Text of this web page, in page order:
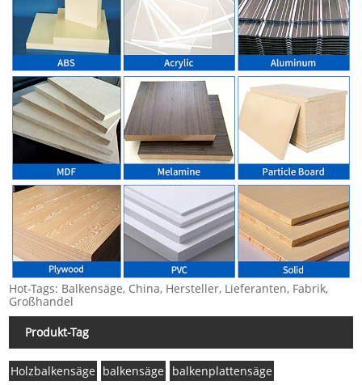
Hot-Tags: Balkensäge, China, Hersteller, Lieferanten, Fabrik,
Großhandel
Produkt-Tag
Holzbalkensäge balkensäge balkenplattensäge